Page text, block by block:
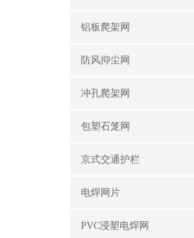
铝板爬架网
防风抑尘网
冲孔爬架网
包塑石笼网
京式交通护栏
电焊网片
PVC浸塑电焊网